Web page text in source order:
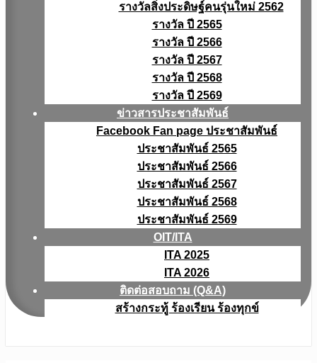
รางวัลสิ่งประดิษฐ์คนรุ่นใหม่ 2562
รางวัล ปี 2565
รางวัล ปี 2566
รางวัล ปี 2567
รางวัล ปี 2568
รางวัล ปี 2569
ข่าวสารประชาสัมพันธ์
Facebook Fan page ประชาสัมพันธ์
ประชาสัมพันธ์ 2565
ประชาสัมพันธ์ 2566
ประชาสัมพันธ์ 2567
ประชาสัมพันธ์ 2568
ประชาสัมพันธ์ 2569
OIT/ITA
ITA 2025
ITA 2026
ติดต่อสอบถาม (Q&A)
สร้างกระทู้ ร้องเรียน ร้องทุกข์